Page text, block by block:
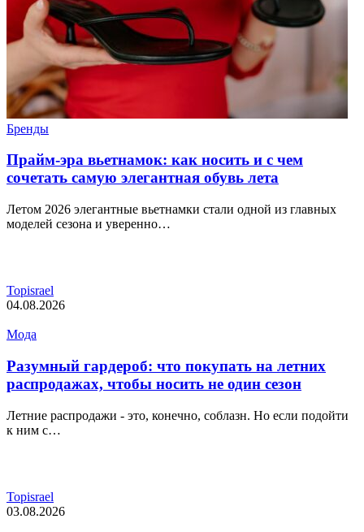
Бренды
Прайм-эра вьетнамок: как носить и с чем
сочетать самую элегантная обувь лета
Летом 2026 элегантные вьетнамки стали одной из главных
моделей сезона и уверенно…
Topisrael
04.08.2026
Мода
Разумный гардероб: что покупать на летних
распродажах, чтобы носить не один сезон
Летние распродажи - это, конечно, соблазн. Но если подойти
к ним с…
Topisrael
03.08.2026